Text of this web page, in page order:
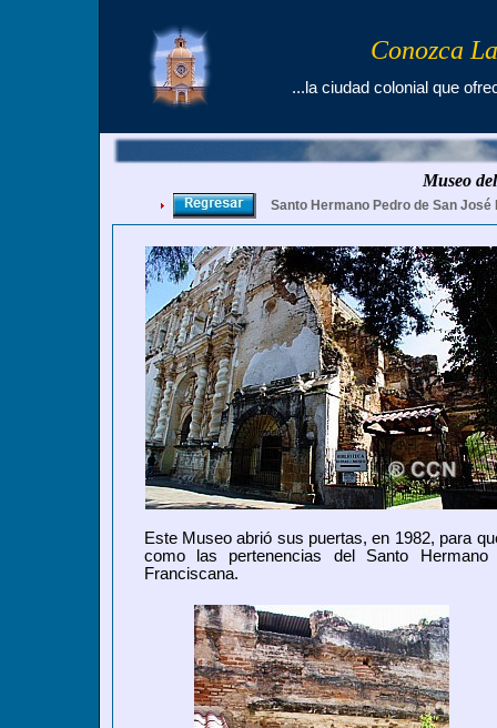
Conozca
...la ciudad colonial que
Museo
Santo Hermano Pedro de San José
Este Museo abrió sus puertas, en 1982, para
como las pertenencias del Santo
Franciscana.